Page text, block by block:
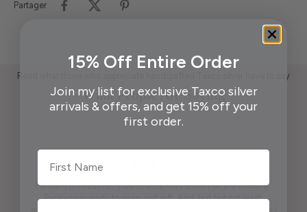
Partager
Read what those who appreciate handcrafted Taxco silver have to say
What People Are Saying
Pendant is beautiful. True to what was shown on the website .
Packaging ready to wrap and gift. And, last but not least,
15% Off Entire Order
Join my list for exclusive Taxco silver
arrivals & offers, and get 15% off your
first order.
First Name